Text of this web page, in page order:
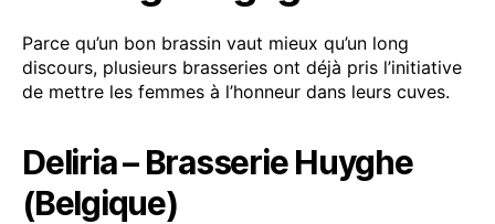
Parce qu’un bon brassin vaut mieux qu’un long
discours, plusieurs brasseries ont déjà pris l’initiative
de mettre les femmes à l’honneur dans leurs cuves.
Deliria – Brasserie Huyghe
(Belgique)